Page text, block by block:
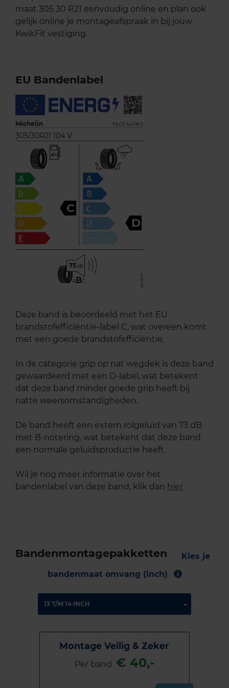
maat 305 30 R21 eenvoudig online en plan ook
gelijk online je montageafspraak in bij jouw
KwikFit vestiging.
EU Bandenlabel
Michelin PILOT ALPIN 5
305/30R21 104 V
C
D
73
ABC
Deze band is beoordeeld met het EU
brandstofefficiëntie-label C, wat overeen komt
met een goede brandstofefficiëntie.
In de categorie grip op nat wegdek is deze band
gewaardeerd met een D-label, wat betekent
dat deze band minder goede grip heeft bij
natte weersomstandigheden.
De band heeft een extern rolgeluid van 73 dB
met B-notering, wat betekent dat deze band
een normale geluidsproductie heeft.
Wil je nog meer informatie over het
bandenlabel van deze band, klik dan hier
Bandenmontagepakketten
Kies je
bandenmaat omvang (inch)
Montage Veilig & Zeker
Per band € 40,-